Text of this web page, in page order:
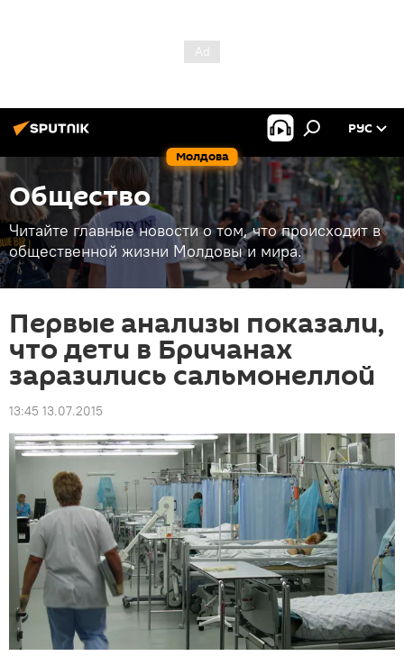
Молдова
РУС
Общество
Читайте главные новости о том, что происходит в
общественной жизни Молдовы и мира.
Первые анализы показали,
что дети в Бричанах
заразились сальмонеллой
13:45 13.07.2015